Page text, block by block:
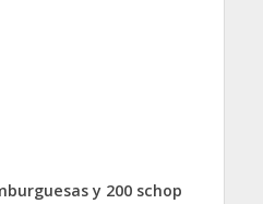
y 200 schop